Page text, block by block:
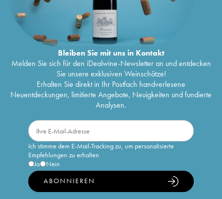
Bleiben Sie mit uns in Kontakt
Melden Sie sich für den iDealwine-Newsletter an und entdecken
Sie unsere exklusiven Weinschätze!
Erhalten Sie direkt in Ihr Postfach handverlesene
Neuentdeckungen, limitierte Angebote, Neuigkeiten und fundierte
Analysen.
Ich stimme dem E-Mail-Tracking zu, um personalisierte
Empfehlungen zu erhalten
Ja
Nein
ABONNIEREN